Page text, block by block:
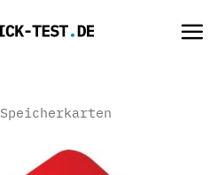
Speicherkarten